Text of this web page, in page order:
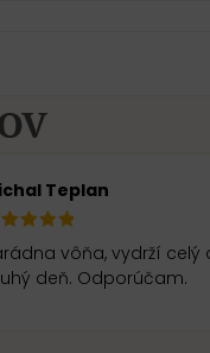
Teplan
vôňa, vydrží
deň. Odporúčam.